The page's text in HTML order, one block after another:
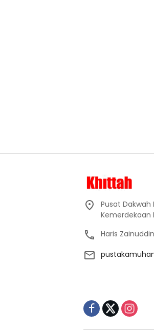
Pusat
Kemerdekaan
Haris